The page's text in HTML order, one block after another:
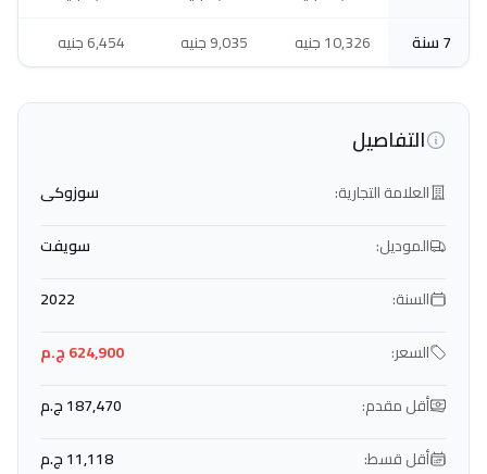
7 سنة
10,326 جنيه 9,035 جنيه 6,454 جنيه
التفاصيل
العلامة التجارية:
سوزوكى
الموديل:
سويفت
السنة:
2022
السعر:
624,900 ج.م
أقل مقدم:
187,470 ج.م
أقل قسط:
11,118 ج.م